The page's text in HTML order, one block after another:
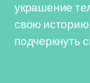
украшение
свою
подчеркнуть